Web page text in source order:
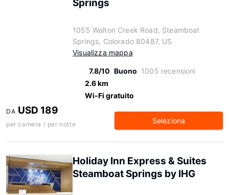
Springs
1055 Walton Creek Road, Steamboat
Springs, Colorado 80487, US
Visualizza mappa
7.8/10 Buono 1005 recensioni
2.6 km
Wi-Fi gratuito
DA USD 189
per camera / per notte Seleziona
Holiday Inn Express & Suites
Steamboat Springs by IHG